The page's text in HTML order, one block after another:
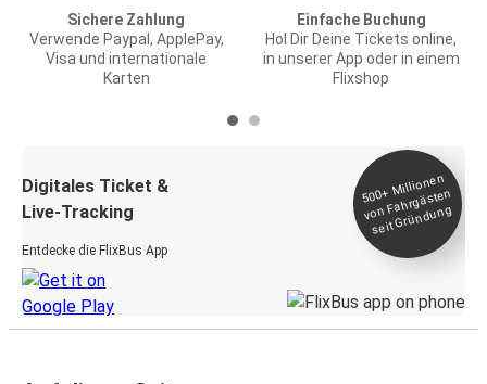
Sichere Zahlung
Verwende Paypal, ApplePay,
Visa und internationale
Karten
Einfache Buchung
Hol Dir Deine Tickets online,
in unserer App oder in einem
Flixshop
Digitales Ticket &
Live-Tracking
Entdecke die FlixBus App
500+
Millionen
von Fahrgästen
seit
Gründung